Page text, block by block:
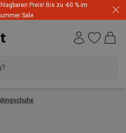
Preis! Bis zu -60 % im
Sale